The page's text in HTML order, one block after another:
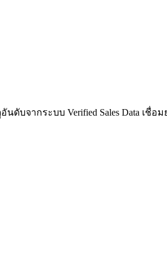
บจากระบบ Verified Sales Data เชื่อ